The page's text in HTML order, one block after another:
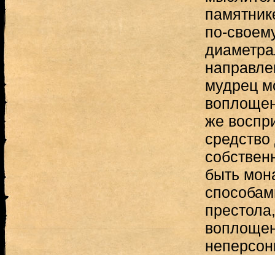
по-
мудрец
же
быть